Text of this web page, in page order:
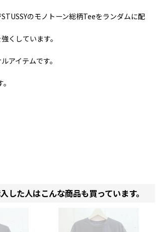
のモノトーン総柄Teeをランダムに配
くしています。
アイテムです。
した人はこんな商品も買っています。